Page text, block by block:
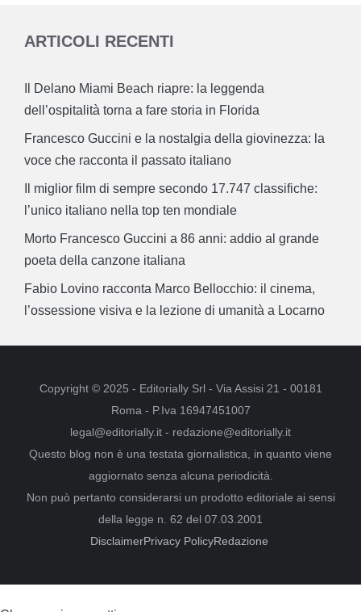
ARTICOLI RECENTI
Il Delano Miami Beach riapre: la leggenda
dell’ospitalità torna a fare storia in Florida
Francesco Guccini e la nostalgia della giovinezza: la
voce che racconta il passato italiano
Il miglior film di sempre secondo 17.747 classifiche:
l’unico italiano nella top ten mondiale
Morto Francesco Guccini a 86 anni: addio al grande
poeta della canzone italiana
Fabio Lovino racconta Marco Bellocchio: il cinema,
l’ossessione visiva e la lezione di umanità a Locarno
Copyright © 2025 - Editorially Srl - Via Assisi 21 - 00181
Roma - P.Iva 16947451007
legal@editorially.it - redazione@editorially.it
Questo blog non è una testata giornalistica, in quanto viene
aggiornato senza alcuna periodicità.
Non può pertanto considerarsi un prodotto editoriale ai sensi
della legge n. 62 del 07.03.2001
DisclaimerPrivacy PolicyRedazione